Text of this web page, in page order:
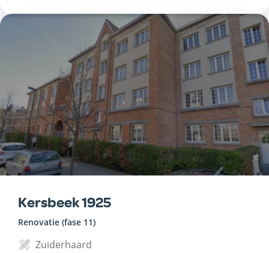
Kersbeek 1925
Renovatie (fase 11)
Zuiderhaard